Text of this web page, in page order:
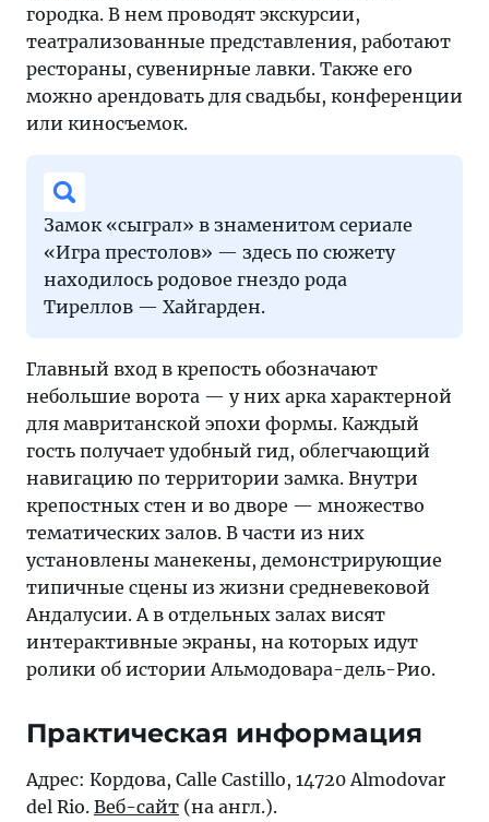
городка. В нем проводят экскурсии,
театрализованные представления, работают
рестораны, сувенирные лавки. Также его
можно арендовать для свадьбы, конференции
или киносъемок.
Замок «сыграл» в знаменитом сериале
«Игра престолов» — здесь по сюжету
находилось родовое гнездо рода
Тиреллов — Хайгарден.
Главный вход в крепость обозначают
небольшие ворота — у них арка характерной
для мавританской эпохи формы. Каждый
гость получает удобный гид, облегчающий
навигацию по территории замка. Внутри
крепостных стен и во дворе — множество
тематических залов. В части из них
установлены манекены, демонстрирующие
типичные сцены из жизни средневековой
Андалусии. А в отдельных залах висят
интерактивные экраны, на которых идут
ролики об истории Альмодовара-дель-Рио.
Практическая информация
Адрес: Кордова, Calle Castillo, 14720 Almodovar
del Rio. Веб-сайт (на англ.).